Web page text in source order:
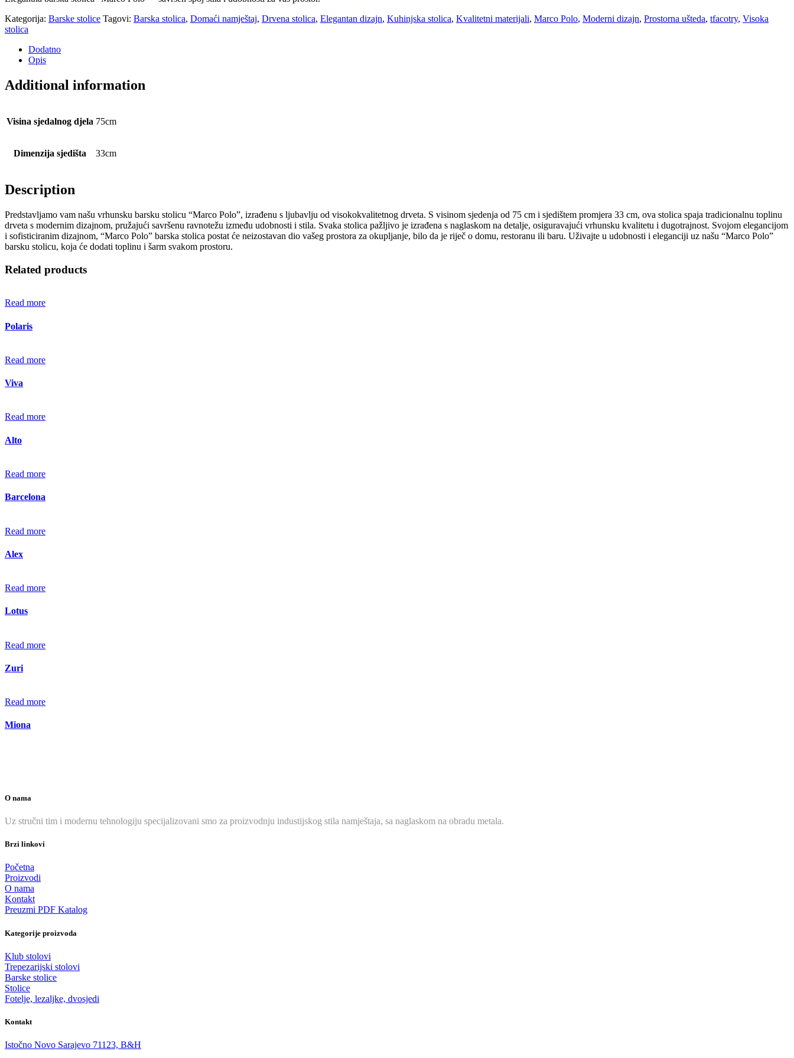
Kategorija: Barske stolice Tagovi: Barska stolica, Domaći namještaj, Drvena stolica, Elegantan dizajn, Kuhinjska stolica, Kvalitetni materijali, Marco Polo, Moderni dizajn, Prostorna ušteda, tfacotry, Visoka
stolica
Dodatno
Opis
Additional information
Visina sjedalnog djela 75cm
Dimenzija sjedišta 33cm
Description
Predstavljamo vam našu vrhunsku barsku stolicu “Marco Polo”, izrađenu s ljubavlju od visokokvalitetnog drveta. S visinom sjedenja od 75 cm i sjedištem promjera 33 cm, ova stolica spaja tradicionalnu toplinu
drveta s modernim dizajnom, pružajući savršenu ravnotežu između udobnosti i stila. Svaka stolica pažljivo je izrađena s naglaskom na detalje, osiguravajući vrhunsku kvalitetu i dugotrajnost. Svojom elegancijom
i sofisticiranim dizajnom, “Marco Polo” barska stolica postat će neizostavan dio vašeg prostora za okupljanje, bilo da je riječ o domu, restoranu ili baru. Uživajte u udobnosti i eleganciji uz našu “Marco Polo”
barsku stolicu, koja će dodati toplinu i šarm svakom prostoru.
Related products
Read more
Polaris
Read more
Viva
Read more
Alto
Read more
Barcelona
Read more
Alex
Read more
Lotus
Read more
Zuri
Read more
Miona
O nama
Uz stručni tim i modernu tehnologiju specijalizovani smo za proizvodnju industijskog stila namještaja, sa naglaskom na obradu metala.
Brzi linkovi
Početna
Proizvodi
O nama
Kontakt
Preuzmi PDF Katalog
Kategorije proizvoda
Klub stolovi
Trepezarijski stolovi
Barske stolice
Stolice
Fotelje, lezaljke, dvosjedi
Kontakt
Istočno Novo Sarajevo 71123, B&H